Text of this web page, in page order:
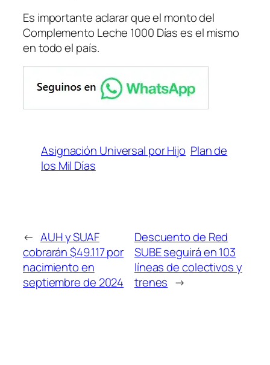
Es importante aclarar que el monto del
Complemento Leche 1000 Días es el mismo
en todo el país.
Asignación Universal por Hijo Plan de
los Mil Días
← AUH y SUAF
cobrarán $49.117 por
nacimiento en
septiembre de 2024
Descuento de Red
SUBE seguirá en 103
líneas de colectivos y
trenes →